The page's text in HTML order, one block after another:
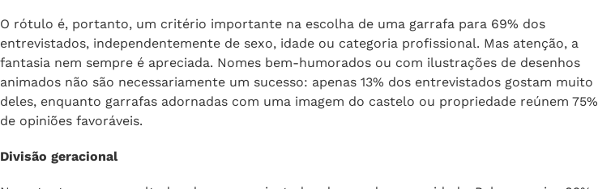
vinhos na escolha do consumidor. E os franceses não parecem ser muito sensíveis à
extravagância. Se se diz que o hábito não faz o monge, a etiqueta parece fazer o vinho. Pelo
menos é o que revela uma pesquisa realizada pelaOpinionWay para viticultores independentes.
O rótulo é, portanto, um critério importante na escolha de uma garrafa para 69% dos
entrevistados, independentemente de sexo, idade ou categoria profissional. Mas atenção, a
animados não são necessariamente um sucesso: apenas 13% dos entrevistados gostam muito